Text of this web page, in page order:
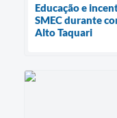
Educação e
SMEC durante
Alto Taquari